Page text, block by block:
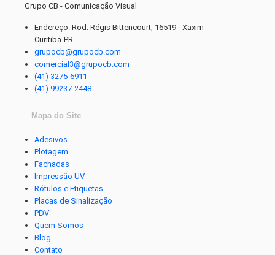
Grupo CB - Comunicação Visual
Endereço: Rod. Régis Bittencourt, 16519 - Xaxim
Curitiba-PR
grupocb@grupocb.com
comercial3@grupocb.com
(41) 3275-6911
(41) 99237-2448
Mapa do Site
Adesivos
Plotagem
Fachadas
Impressão UV
Rótulos e Etiquetas
Placas de Sinalização
PDV
Quem Somos
Blog
Contato